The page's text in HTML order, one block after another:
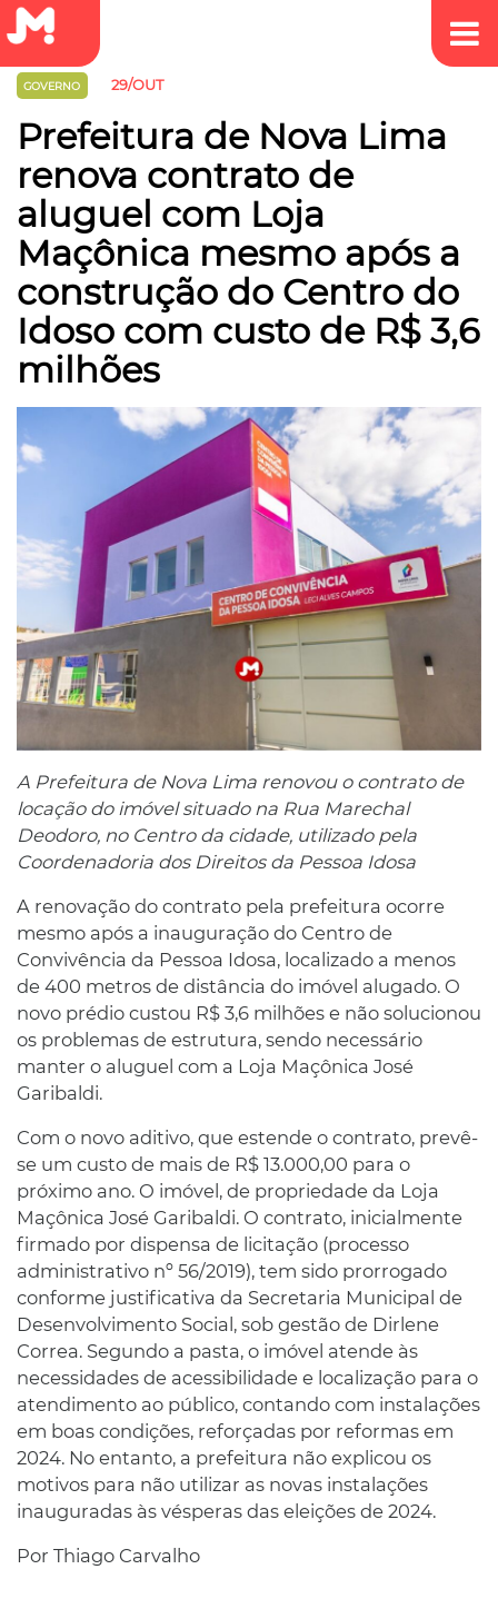
GOVERNO 29/OUT
Prefeitura de Nova Lima
renova contrato de
aluguel com Loja
Maçônica mesmo após a
construção do Centro do
Idoso com custo de R$ 3,6
milhões
A Prefeitura de Nova Lima renovou o contrato de
locação do imóvel situado na Rua Marechal
Deodoro, no Centro da cidade, utilizado pela
Coordenadoria dos Direitos da Pessoa Idosa
A renovação do contrato pela prefeitura ocorre
mesmo após a inauguração do Centro de
Convivência da Pessoa Idosa, localizado a menos
de 400 metros de distância do imóvel alugado. O
novo prédio custou R$ 3,6 milhões e não solucionou
os problemas de estrutura, sendo necessário
manter o aluguel com a Loja Maçônica José
Garibaldi.
Com o novo aditivo, que estende o contrato, prevê-
se um custo de mais de R$ 13.000,00 para o
próximo ano. O imóvel, de propriedade da Loja
Maçônica José Garibaldi. O contrato, inicialmente
firmado por dispensa de licitação (processo
administrativo nº 56/2019), tem sido prorrogado
conforme justificativa da Secretaria Municipal de
Desenvolvimento Social, sob gestão de Dirlene
Correa. Segundo a pasta, o imóvel atende às
necessidades de acessibilidade e localização para o
atendimento ao público, contando com instalações
em boas condições, reforçadas por reformas em
2024. No entanto, a prefeitura não explicou os
motivos para não utilizar as novas instalações
inauguradas às vésperas das eleições de 2024.
Por Thiago Carvalho